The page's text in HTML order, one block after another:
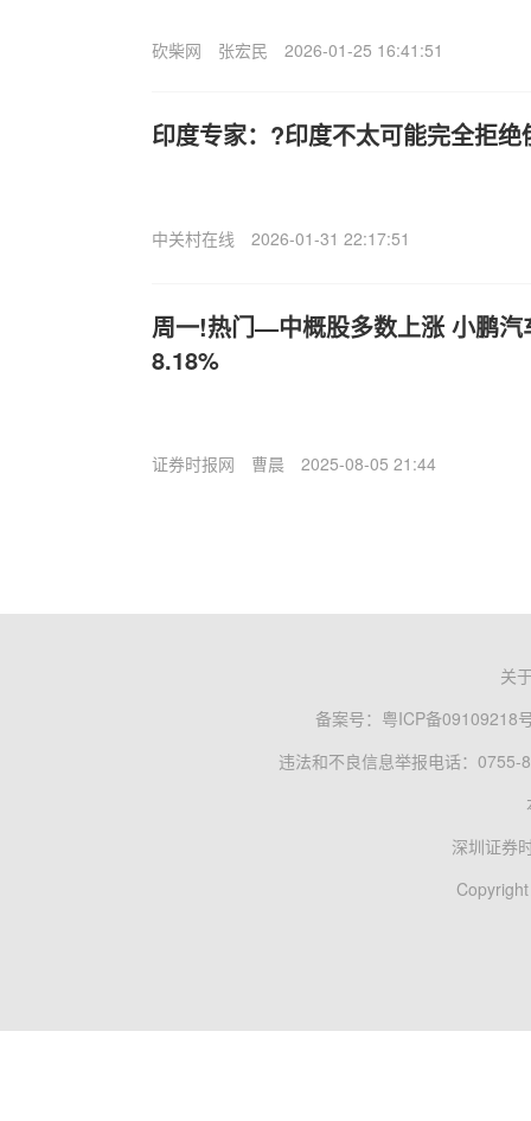
砍柴网 张宏民 2026-01-25 16:41:51
印度专家：?印度不太可能完全拒绝
中关村在线 2026-01-31 22:17:51
周一!热门—中概股多数上涨 小鹏汽
8.18%
证券时报网 曹晨 2025-08-05 21:44
关
备案号： 粤ICP备09109218
违法和不良信息举报电话：0755-
深圳证券